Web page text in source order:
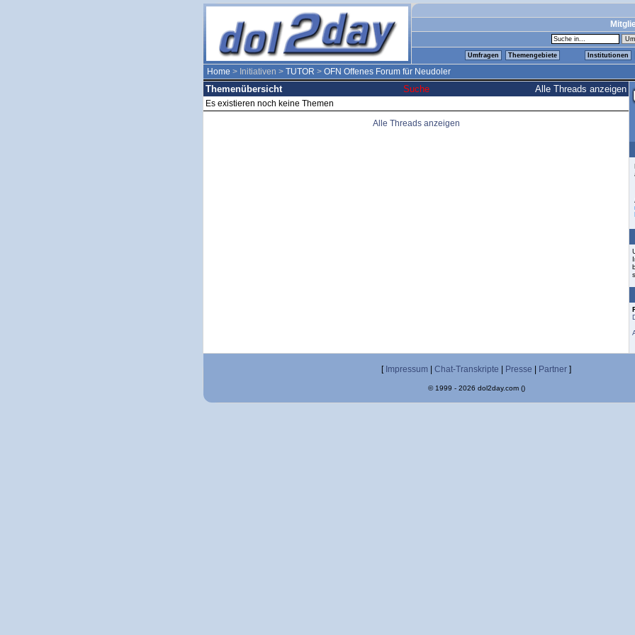
Umfragen Themengebiete Institutionen
Home > Initiativen > TUTOR > OFN Offenes Forum für Neudoler
Themenübersicht Suche Alle Threads anzeigen
Es existieren noch keine Themen
Alle Threads anzeigen
[ Impressum Chat-Transkripte Presse Partner ]
© 1999 - 2026 dol2day.com ()